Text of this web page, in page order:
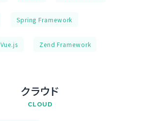
Spring Framework
Vue.js Zend Framework
クラウド
CLOUD